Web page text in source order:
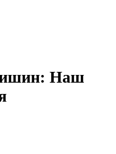
Наш